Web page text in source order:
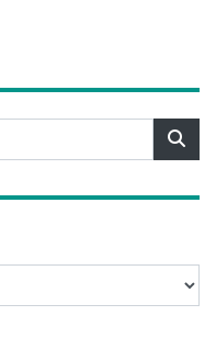
WhatsApp
no LinkedIn